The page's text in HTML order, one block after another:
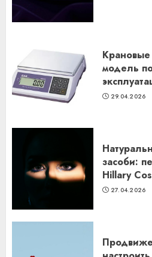
Крановые
модель
29.04.2026
засоби:
Hillary
27.04.2026